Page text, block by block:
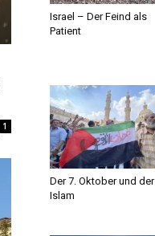
1
Israel – Der Feind als
Patient
Der 7. Oktober und der
Islam